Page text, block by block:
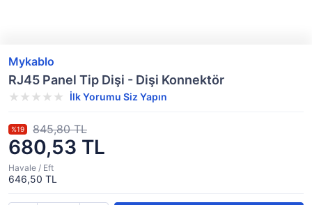
Mykablo
RJ45 Panel Tip Dişi - Dişi Konnektör
İlk Yorumu Siz Yapın
680,53 TL
%19 845,80 TL
Havale / Eft
646,50 TL